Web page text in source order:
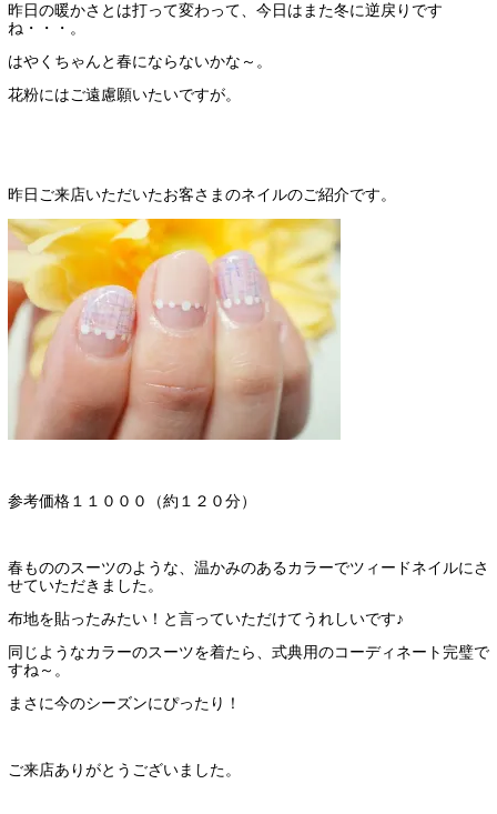
昨日の暖かさとは打って変わって、今日はまた冬に逆戻りです
ね・・・。
はやくちゃんと春にならないかな～。
花粉にはご遠慮願いたいですが。
昨日ご来店いただいたお客さまのネイルのご紹介です。
参考価格１１０００（約１２０分）
春もののスーツのような、温かみのあるカラーでツィードネイルにさ
せていただきました。
布地を貼ったみたい！と言っていただけてうれしいです♪
同じようなカラーのスーツを着たら、式典用のコーディネート完璧で
すね～。
まさに今のシーズンにぴったり！
ご来店ありがとうございました。